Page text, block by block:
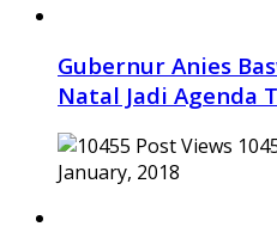
Gubernur Anies
Natal Jadi Agenda
January, 2018